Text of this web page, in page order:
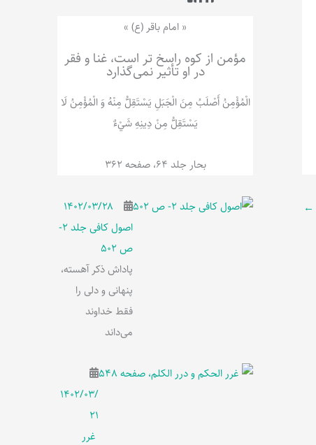
ه
←
« امام باقر (ع) »
مؤمن از کوه راسخ تر است، غنا و فقر
در او تأثیر نمی‌گذارد
الْمُؤْمِنُ‌ أَصْلَبُ‌ مِنَ‌ الْجَبَلِ‌ یَسْتَقِلُّ مِنْهُ وَ الْمُؤْمِنُ لَا
يَسْتَقِلُّ مِنْ دِينِهِ شَيْ‌ءٌ
بحار جلد 64، صفحه 362
۱۴۰۲/۰۳/۲۸
اصول کافی جلد 2-
ص 502
پاداش ذکر آهسته،
پنهانی و دلی را
فقط خداوند
می‌داند
۱۴۰۲/۰۳/
۲۱
غرر